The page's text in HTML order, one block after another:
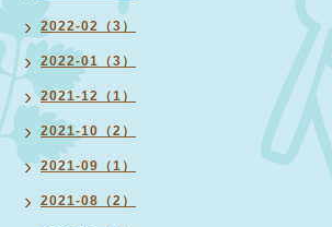
2022-02（3）
2022-01（3）
2021-12（1）
2021-10（2）
2021-09（1）
2021-08（2）